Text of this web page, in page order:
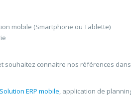
mobile (Smartphone ou Tablette)
souhaitez connaitre nos références
Solution ERP mobile, application de